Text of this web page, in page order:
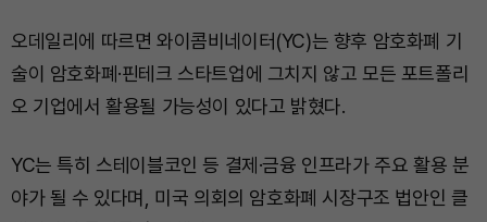
오데일리에 따르면 와이콤비네이터(YC)는 향후 암호화폐 기
술이 암호화폐·핀테크 스타트업에 그치지 않고 모든 포트폴리
오 기업에서 활용될 가능성이 있다고 밝혔다.
YC는 특히 스테이블코인 등 결제·금융 인프라가 주요 활용 분
야가 될 수 있다며, 미국 의회의 암호화폐 시장구조 법안인 클